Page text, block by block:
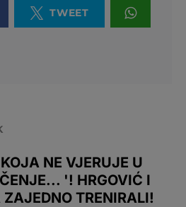
TWEET
NE VJERUJE U
'! HRGOVIĆ I
ZAJEDNO TRENIRALI!